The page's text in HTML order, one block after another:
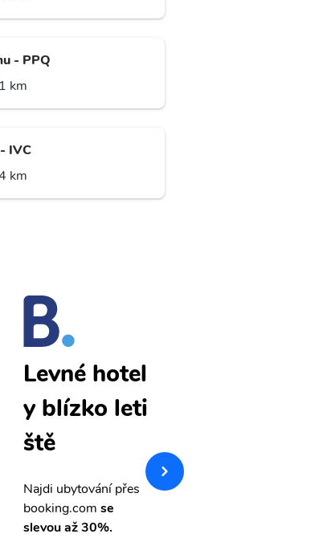
- PPQ
km
IVC
km
Levné hotel
y blízko leti
ště
Najdi ubytování přes
booking.com se
slevou až 30%.
Přehledná stránka s le